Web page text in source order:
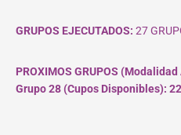
GRUPOS EJECUTADOS: 27
PROXIMOS GRUPOS
Grupo 28 (Cupos Disponibles):